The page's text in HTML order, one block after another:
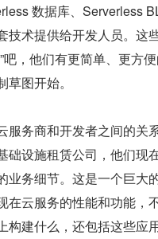
数据库、Serverless
技术提供给开发人员。这
吧，他们有更简单、更方
图开始。
服务商和开发者之间的关
础设施租赁公司，他们现
业务细节。这是一个巨大
在云服务的性能和功能，
构建什么，还包括这些应